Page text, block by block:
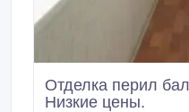
Отделка перил
Низкие цены.